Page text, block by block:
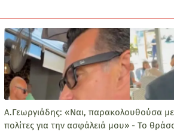
Α.Γεωργιάδης: «Ναι, παρακολουθούσα
πολίτες για την ασφάλειά μου» - Το